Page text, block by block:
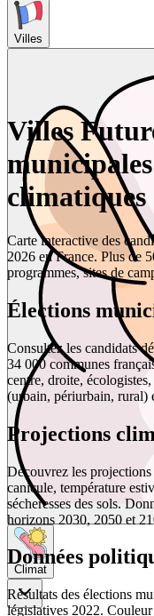
Villes
Climat
Villes
climatiques
Carte interactive des
2026 en France. Plus de
programmes, sites de
Élections
Consultez les candidats
34 000 communes
centre, droite,
(urbain, périurbain, rural)
Projections
Découvrez les
canicule, température
sécheresses des sols.
horizons 2030, 2050 et
Données
Résultats des élections
législatives 2022.